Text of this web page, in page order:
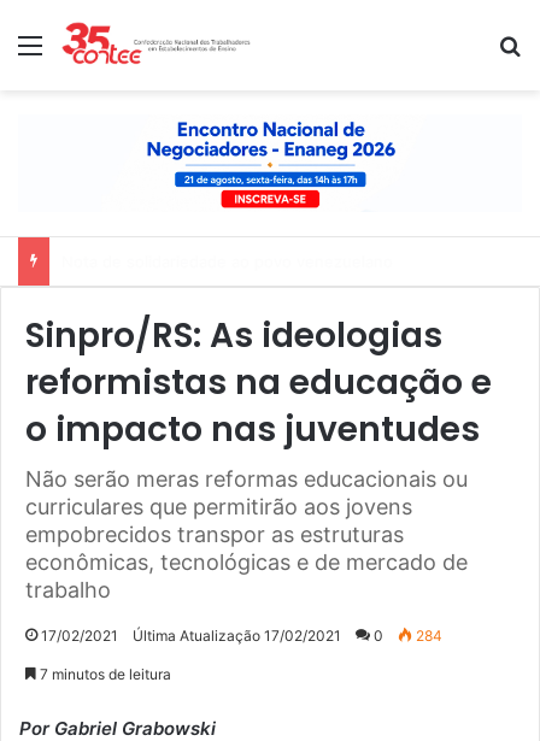
Menu
Sinpro/RS: As ideologias
reformistas na educação e
o impacto nas juventudes
Não serão meras reformas educacionais ou
curriculares que permitirão aos jovens
empobrecidos transpor as estruturas
econômicas, tecnológicas e de mercado de
trabalho
17/02/2021 Última Atualização 17/02/2021 0 284
7 minutos de leitura
Por Gabriel Grabowski